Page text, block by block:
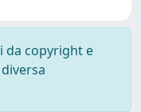
da copyright e